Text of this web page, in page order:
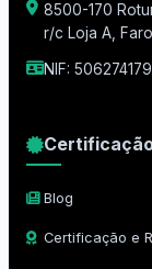
8500-170
r/c Loja A, Faro
NIF: 506274179
Blog
Certificação e